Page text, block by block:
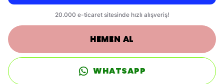
HEMEN AL
WHATSAPP